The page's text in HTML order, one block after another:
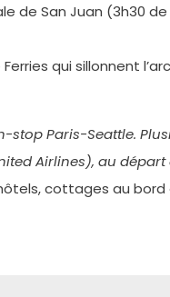
de San Juan (3h30
qui sillonnent
stop Paris-Seattle.
Airlines), au
cottages au bord